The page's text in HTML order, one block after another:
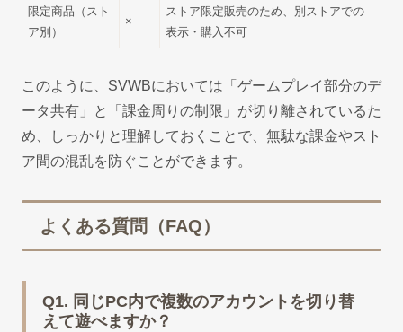
限定商品（スト
ア別）
×
ストア限定販売のため、別ストアでの
表示・購入不可
このように、SVWBにおいては「ゲームプレイ部分のデ
ータ共有」と「課金周りの制限」が切り離されているた
め、しっかりと理解しておくことで、無駄な課金やスト
ア間の混乱を防ぐことができます。
よくある質問（FAQ）
Q1. 同じPC内で複数のアカウントを切り替
えて遊べますか？